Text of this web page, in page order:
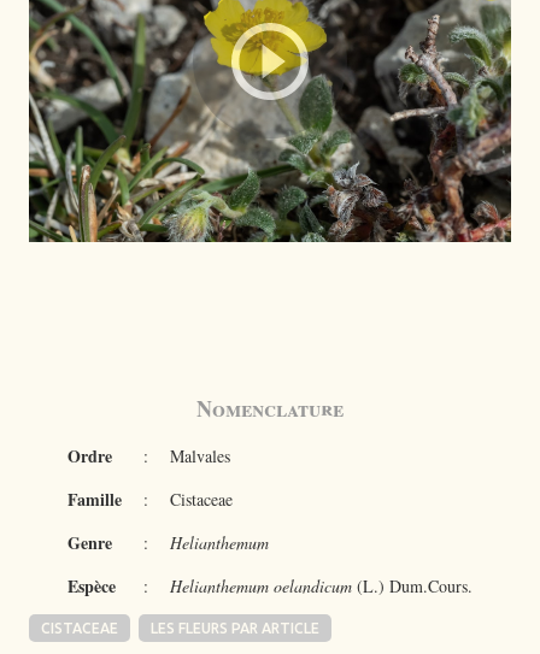
Nomenclature
Ordre : Malvales
Famille : Cistaceae
Genre : Helianthemum
Espèce : Helianthemum oelandicum (L.) Dum.Cours.
CISTACEAE LES FLEURS PAR ARTICLE